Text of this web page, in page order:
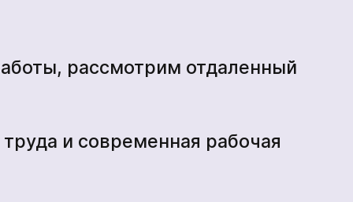
рассмотрим отдаленный
и современная рабочая